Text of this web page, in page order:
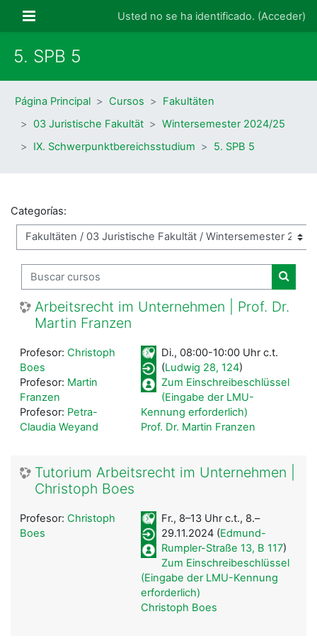
Panel lateralUsted no se ha identificado. (Acceder)
5. SPB 5
Página Principal Cursos
Fakultäten
03 Juristische Fakultät
Wintersemester 2024/25
IX. Schwerpunktbereichsstudium
5. SPB 5
Categorías:
Buscar cursos
Arbeitsrecht im Unternehmen | Prof. Dr.
Martin Franzen
Di., 08:00-10:00 Uhr c.t.
(Ludwig 28, 124)
Zum Einschreibeschlüssel
(Eingabe der LMU-
Kennung erforderlich)
Prof. Dr. Martin Franzen
Profesor: Christoph
Boes
Profesor: Martin
Franzen
Profesor: Petra-
Claudia Weyand
Tutorium Arbeitsrecht im Unternehmen |
Christoph Boes
Fr., 8–13 Uhr c.t., 8.–
29.11.2024 (Edmund-
Rumpler-Straße 13, B 117)
Zum Einschreibeschlüssel
(Eingabe der LMU-Kennung
erforderlich)
Christoph Boes
Profesor: Christoph
Boes